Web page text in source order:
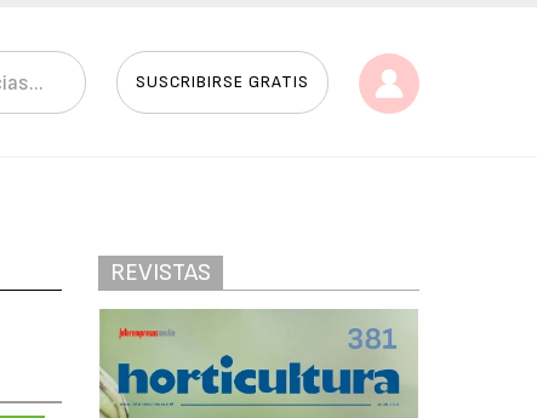
SUSCRIBIRSE GRATIS
REVISTAS